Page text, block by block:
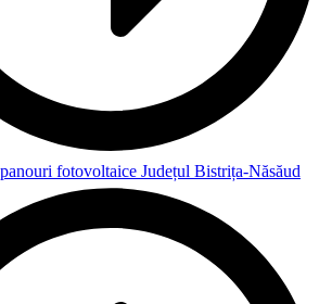
fotovoltaice Județul Bistrița-Năsăud